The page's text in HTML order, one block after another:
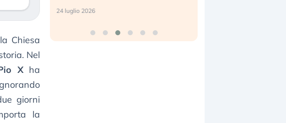
Chiesa
Nel
Xha
giorni
la
24 luglio 2026